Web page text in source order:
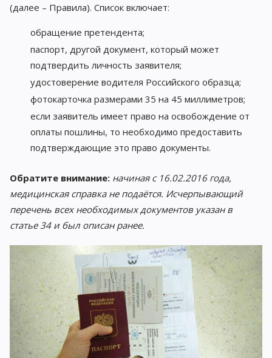
(далее – Правила). Список включает:
обращение претендента;
паспорт, другой документ, который может
подтвердить личность заявителя;
удостоверение водителя Российского образца;
фотокарточка размерами 35 на 45 миллиметров;
если заявитель имеет право на освобождение от
оплаты пошлины, то необходимо предоставить
подтверждающие это право документы.
Обратите внимание: начиная с 16.02.2016 года,
медицинская справка не подаётся. Исчерпывающий
перечень всех необходимых документов указан в
статье 34 и был описан ранее.